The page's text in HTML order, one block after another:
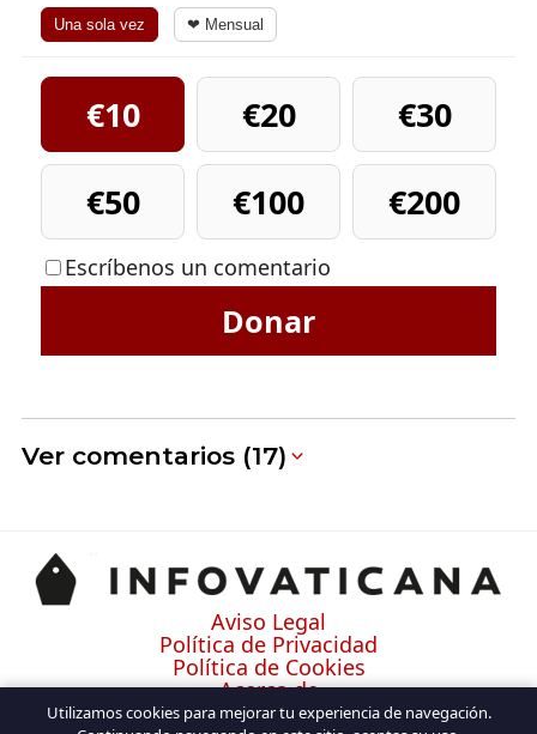
Una sola vez ❤ Mensual
€10 €20
€30
€50
€100 €200
Escríbenos un comentario
Donar
Ver comentarios (17)
Aviso Legal
Política de Privacidad
Política de Cookies
Acerca de
Contacto
Utilizamos cookies para mejorar tu experiencia de navegación.